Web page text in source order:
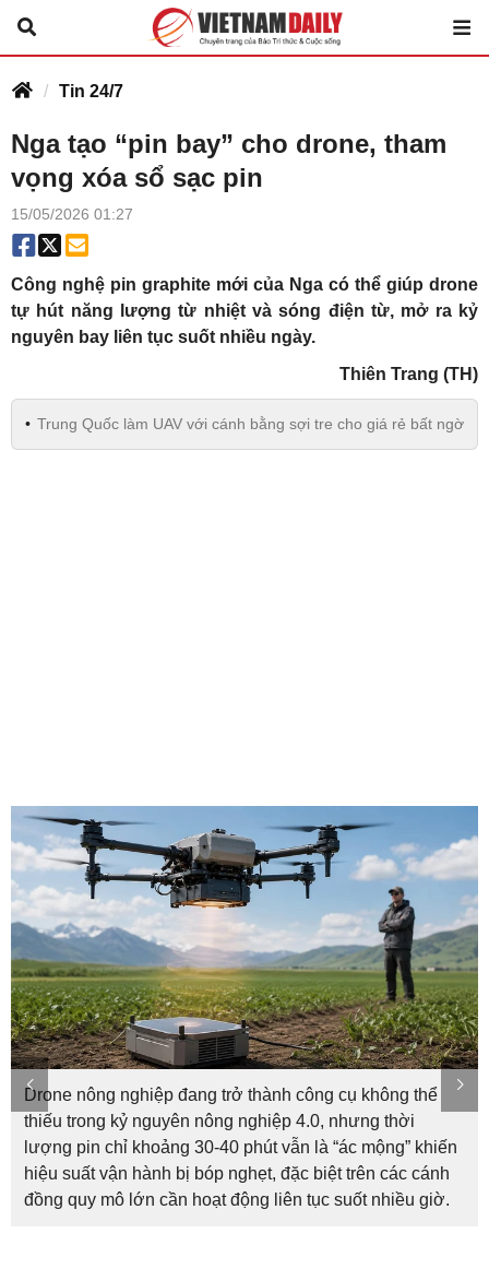
Tin 24/7
Nga tạo “pin bay” cho drone, tham
vọng xóa sổ sạc pin
15/05/2026 01:27
Công nghệ pin graphite mới của Nga có thể giúp drone
tự hút năng lượng từ nhiệt và sóng điện từ, mở ra kỷ
nguyên bay liên tục suốt nhiều ngày.
Thiên Trang (TH)
Trung Quốc làm UAV với cánh bằng sợi tre cho giá rẻ bất ngờ
Drone nông nghiệp đang trở thành công cụ không thể
thiếu trong kỷ nguyên nông nghiệp 4.0, nhưng thời
lượng pin chỉ khoảng 30-40 phút vẫn là “ác mộng” khiến
hiệu suất vận hành bị bóp nghẹt, đặc biệt trên các cánh
đồng quy mô lớn cần hoạt động liên tục suốt nhiều giờ.